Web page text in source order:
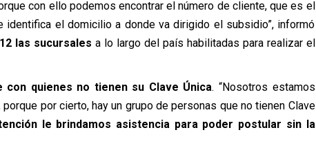
con ello podemos encontrar el número de cliente, que es el
el domicilio a donde va dirigido el subsidio”, informó
las sucursales a lo largo del país habilitadas para realizar el
quienes no tienen su Clave Única. “Nosotros estamos
por cierto, hay un grupo de personas que no tienen Clave
le brindamos asistencia para poder postular sin la